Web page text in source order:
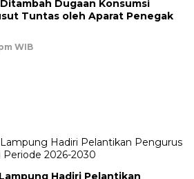
Dugaan Konsumsi
Tuntas oleh Aparat Penegak
WIB
Hadiri Pelantikan